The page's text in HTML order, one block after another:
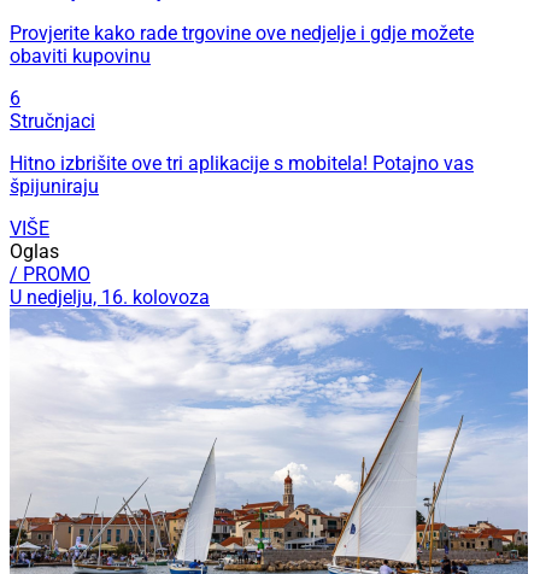
Provjerite kako rade trgovine ove nedjelje i gdje možete
obaviti kupovinu
6
Stručnjaci
Hitno izbrišite ove tri aplikacije s mobitela! Potajno vas
špijuniraju
VIŠE
Oglas
/ PROMO
U nedjelju, 16. kolovoza